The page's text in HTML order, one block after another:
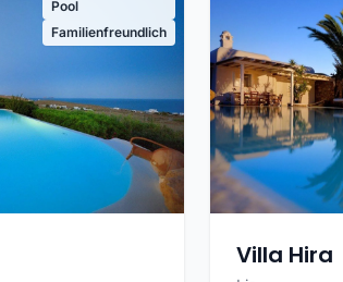
Pool
Familienfreundlich
Villa Hira